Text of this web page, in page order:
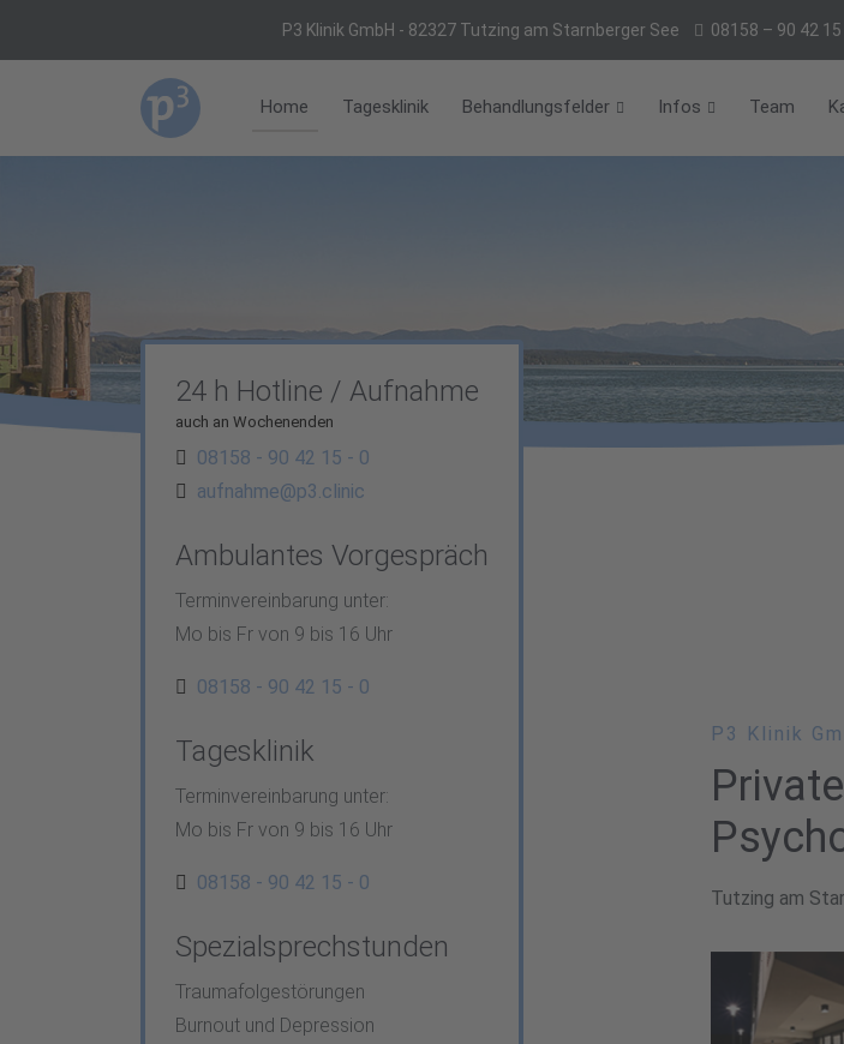
P3 Klinik GmbH - 82327 Tutzing am Starnberger See 08158 – 90 42 15
Home Tagesklinik Behandlungsfelder Infos Team
24 h Hotline / Aufnahme
auch an Wochenenden
08158 - 90 42 15 - 0
aufnahme@p3.clinic
Ambulantes Vorgespräch
Terminvereinbarung unter:
Mo bis Fr von 9 bis 16 Uhr
08158 - 90 42 15 - 0
Tagesklinik
Terminvereinbarung unter:
Mo bis Fr von 9 bis 16 Uhr
08158 - 90 42 15 - 0
Spezialsprechstunden
Traumafolgestörungen
Burnout und Depression
P3 Klinik
Tutzing am